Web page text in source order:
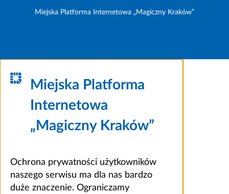
Miejska Platforma Internetowa „Magiczny Kraków”
Miejska Platforma
Internetowa
„Magiczny Kraków”
Ochrona prywatności użytkowników
naszego serwisu ma dla nas bardzo
duże znaczenie. Ograniczamy